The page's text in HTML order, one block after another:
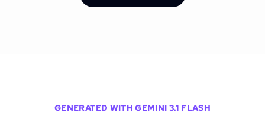
GENERATED WITH GEMINI 3.1 FLASH